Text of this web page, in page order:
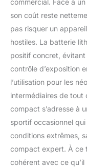
son coût reste
pas risquer un
hostiles. La batterie
positif concret,
contrôle d’exposition
l’utilisation pour les
intermédiaires de tout
compact s’adresse à
sportif occasionnel
conditions extrêmes,
compact expert. À ce
cohérent avec ce qu’il